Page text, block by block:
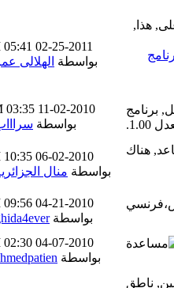
02-25-2011
05:41 PM
بواسطةالهلالى عمر
11-02-2010
03:35 AM
بواسطةسراااب
06-02-2010
10:35 PM
بواسطةمنال الجزائرية
04-21-2010
09:56 PM
بواسطةghida4ever
04-07-2010
02:30 PM
بواسطةahmedpatien